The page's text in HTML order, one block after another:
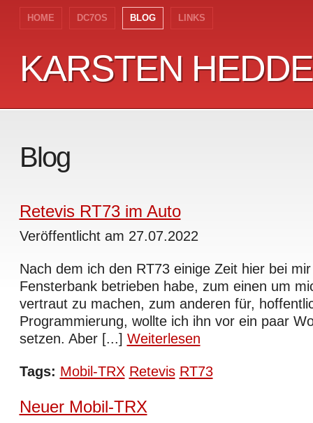
HOME DC7OS BLOG LINKS
KARSTEN
KARSTEN
Blog
Retevis RT73 im Auto
Veröffentlicht am 27.07.2022
Nach dem ich den RT73 einige Zeit hier bei
Fensterbank betrieben habe, zum einen um
vertraut zu machen, zum anderen für,
Programmierung, wollte ich ihn vor ein paar
setzen. Aber [...] Weiterlesen
Tags: Mobil-TRX Retevis RT73
Neuer Mobil-TRX